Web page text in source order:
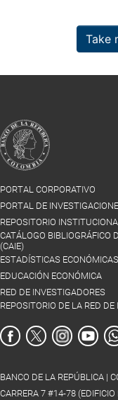
Take
PORTAL CORPORATIVO
PORTAL DE
REPOSITORIO
CATÁLOGO BIBLIOGRÁFICO
(CAIE)
ESTADÍSTICAS ECONÓMICAS
EDUCACIÓN ECONÓMICA
RED DE INVESTIGADORES
REPOSITORIO DE LA RED
BANCO DE LA REPÚBLICA |
CARRERA 7 #14-78 (EDIFICIO